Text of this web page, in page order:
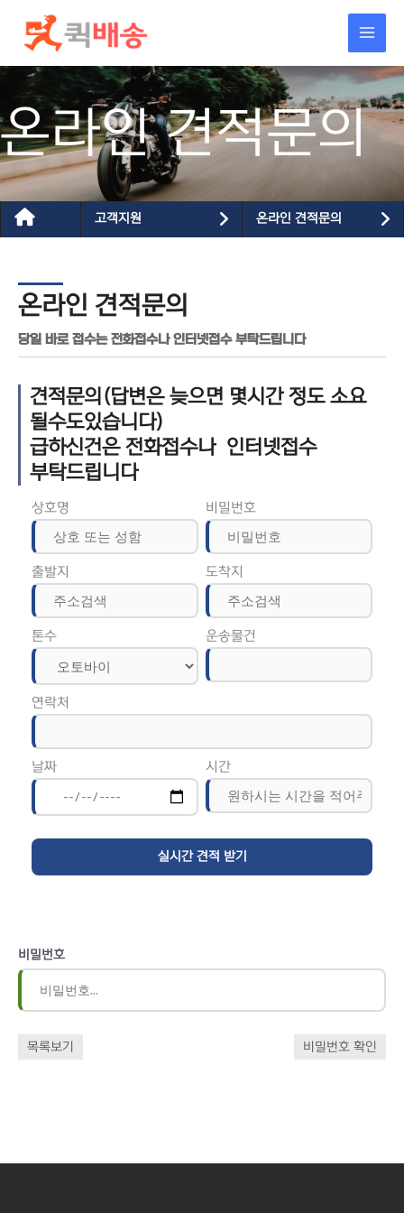
건너뛰기
온라인 견적문의
고객지원 온라인 견적문의
온라인 견적문의
당일 바로 접수는 전화접수나 인터넷접수 부탁드립니다
견적문의(답변은 늦으면 몇시간 정도 소요
될수도있습니다)
급하신건은 전화접수나 인터넷접수
부탁드립니다
상호명 비밀번호
출발지 도착지
톤수 운송물건
연락처
날짜 시간
비밀번호
목록보기 비밀번호 확인